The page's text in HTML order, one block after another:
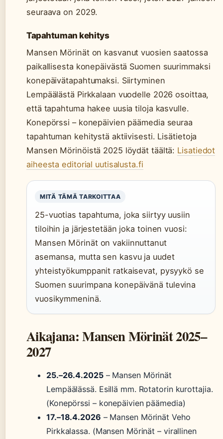
seuraava on 2029.
Tapahtuman kehitys
Mansen Mörinät on kasvanut vuosien saatossa
paikallisesta konepäivästä Suomen suurimmaksi
konepäivätapahtumaksi. Siirtyminen
Lempäälästä Pirkkalaan vuodelle 2026 osoittaa,
että tapahtuma hakee uusia tiloja kasvulle.
Konepörssi – konepäivien päämedia seuraa
tapahtuman kehitystä aktiivisesti. Lisätietoja
Mansen Mörinöistä 2025 löydät täältä: Lisatiedot
aiheesta editorial uutisalusta.fi
MITÄ TÄMÄ TARKOITTAA
25-vuotias tapahtuma, joka siirtyy uusiin
tiloihin ja järjestetään joka toinen vuosi:
Mansen Mörinät on vakiinnuttanut
asemansa, mutta sen kasvu ja uudet
yhteistyökumppanit ratkaisevat, pysyykö se
Suomen suurimpana konepäivänä tulevina
vuosikymmeninä.
Aikajana: Mansen Mörinät 2025–
2027
25.–26.4.2025– Mansen Mörinät
Lempäälässä. Esillä mm. Rotatorin kurottajia.
(Konepörssi – konepäivien päämedia)
17.–18.4.2026 – Mansen Mörinät Veho
Pirkkalassa. (Mansen Mörinät – virallinen